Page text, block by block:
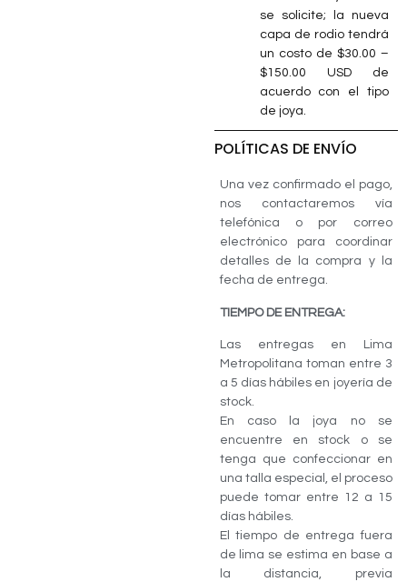
se solicite; la nueva
capa de rodio tendrá
un costo de $30.00 –
$150.00 USD de
acuerdo con el tipo
de joya.
POLÍTICAS DE ENVÍO
Una vez confirmado el pago,
nos contactaremos vía
telefónica o por correo
electrónico para coordinar
detalles de la compra y la
fecha de entrega.
TIEMPO DE ENTREGA:
Las entregas en Lima
Metropolitana toman entre 3
a 5 días hábiles en joyería de
stock.
En caso la joya no se
encuentre en stock o se
tenga que confeccionar en
una talla especial, el proceso
puede tomar entre 12 a 15
días hábiles.
El tiempo de entrega fuera
de lima se estima en base a
la distancia, previa